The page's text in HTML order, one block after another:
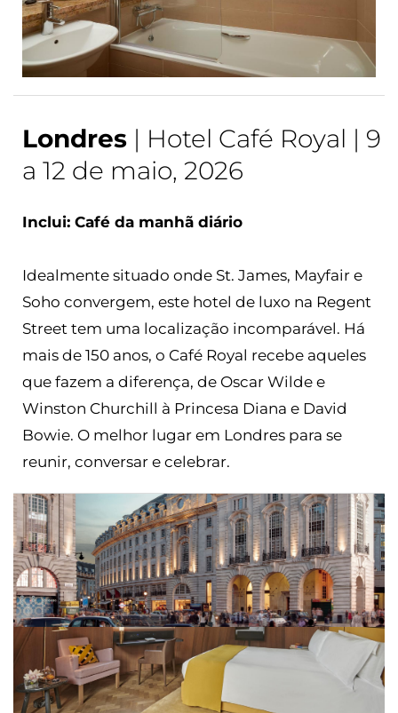
Londres | Hotel Café Royal | 9
a 12 de maio, 2026
Inclui: Café da manhã diário
Idealmente situado onde St. James, Mayfair e
Soho convergem, este hotel de luxo na Regent
Street tem uma localização incomparável. Há
mais de 150 anos, o Café Royal recebe aqueles
que fazem a diferença, de Oscar Wilde e
Winston Churchill à Princesa Diana e David
Bowie. O melhor lugar em Londres para se
reunir, conversar e celebrar.